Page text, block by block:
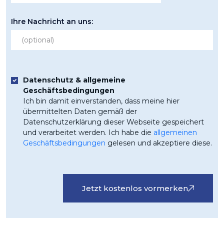
Ihre Nachricht an uns:
Datenschutz & allgemeine
Geschäftsbedingungen
Ich bin damit einverstanden, dass meine hier
übermittelten Daten gemäß der
Datenschutzerklärung dieser Webseite gespeichert
und verarbeitet werden. Ich habe die allgemeinen
Geschäftsbedingungen gelesen und akzeptiere diese.
Jetzt kostenlos vormerken